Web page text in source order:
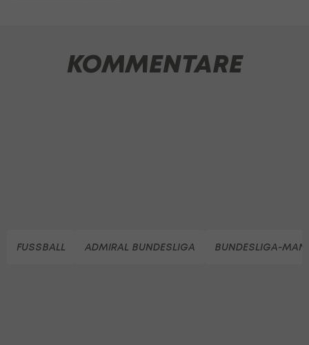
KOMMENTARE
FUSSBALL ADMIRAL BUNDESLIGA BUNDESLIGA-